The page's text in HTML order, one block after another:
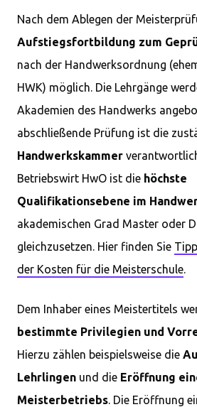
Nach dem Ablegen der
Aufstiegsfortbildung zum
nach der Handwerksordnung
HWK) möglich. Die Lehrgänge
Akademien des Handwerks
abschließende Prüfung ist die
Handwerkskammer
Betriebswirt HwO ist die höchste
Qualifikationsebene im
akademischen Grad Master oder
gleichzusetzen. Hier finden Sie
der Kosten für die Meisterschule.
Dem Inhaber eines Meistertitels
bestimmte Privilegien und
Hierzu zählen beispielsweise die
Lehrlingen und die Eröffnung
Meisterbetriebs. Die Eröffnung